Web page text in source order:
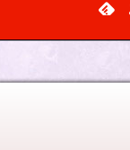
$data_object,